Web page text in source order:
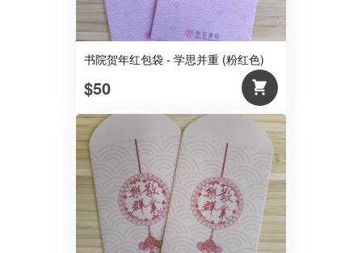
书院贺年红包袋 - 学思并重 (粉红色)
$50